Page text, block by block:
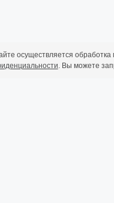
или
осуществляется обработка
. Вы можете